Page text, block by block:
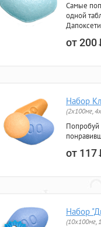
Самые
одной
от 200
Набор
(2x100мг,
Попробуй
от 117
Набор
(10x100мг,